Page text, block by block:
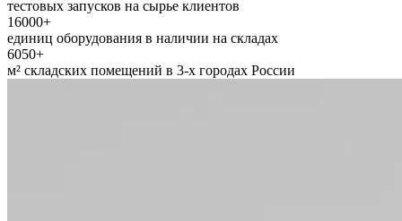
тестовых запусков на сырье клиентов
16000+
единиц оборудования в наличии на складах
6050+
м² складских помещений в 3-х городах России